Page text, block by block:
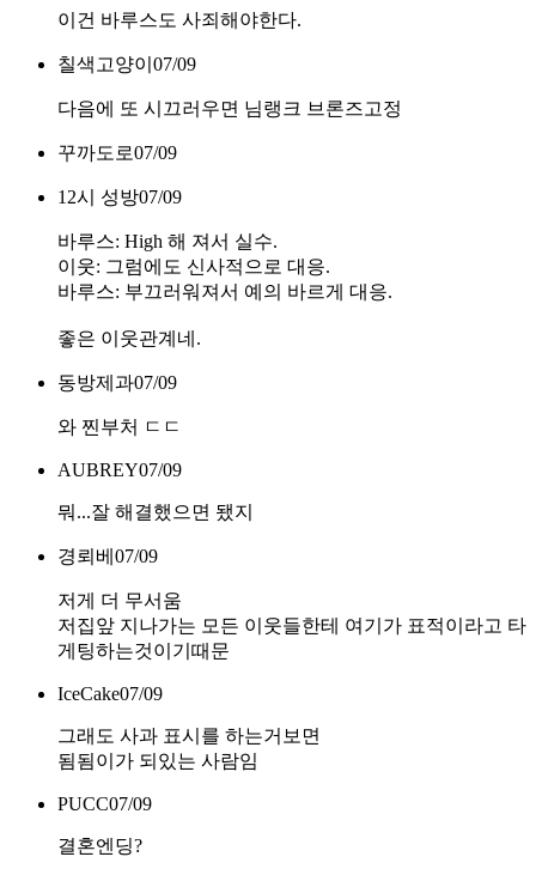
이건 바루스도 사죄해야한다.
칠색고양이 07/09
다음에 또 시끄러우면 님랭크 브론즈고정
꾸까도로07/09
12시 성방07/09
바루스: High 해 져서 실수.
이웃: 그럼에도 신사적으로 대응.
바루스: 부끄러워져서 예의 바르게 대응.
좋은 이웃관계네.
동방제과07/09
와 찐부처 ㄷㄷ
AUBREY07/09
뭐...잘 해결했으면 됐지
경뢰베 07/09
저게 더 무서움
저집앞 지나가는 모든 이웃들한테 여기가 표적이라고 타
게팅하는것이기때문
IceCake07/09
그래도 사과 표시를 하는거보면
됨됨이가 되있는 사람임
PUCC07/09
결혼엔딩?